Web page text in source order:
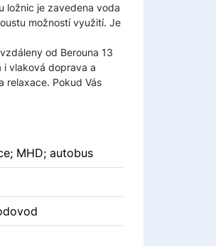
ložnic je zavedena voda
možností využití. Je
od Berouna 13
i vlaková doprava a
relaxace. Pokud Vás
MHD; autobus